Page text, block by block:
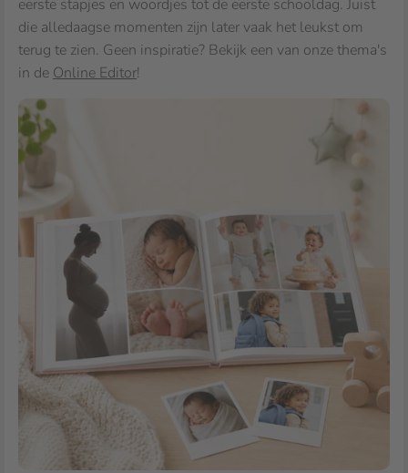
eerste stapjes en woordjes tot de eerste schooldag. Juist
die alledaagse momenten zijn later vaak het leukst om
terug te zien. Geen inspiratie? Bekijk een van onze thema's
in de Online Editor!